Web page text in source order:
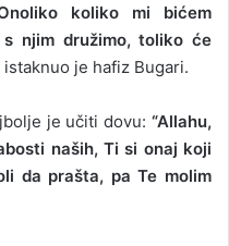
koliko mi bićem
s njim družimo, toliko će
istaknuo je hafiz Bugari.
je učiti dovu: “Allahu,
naših, Ti si onaj koji
da prašta, pa Te molim